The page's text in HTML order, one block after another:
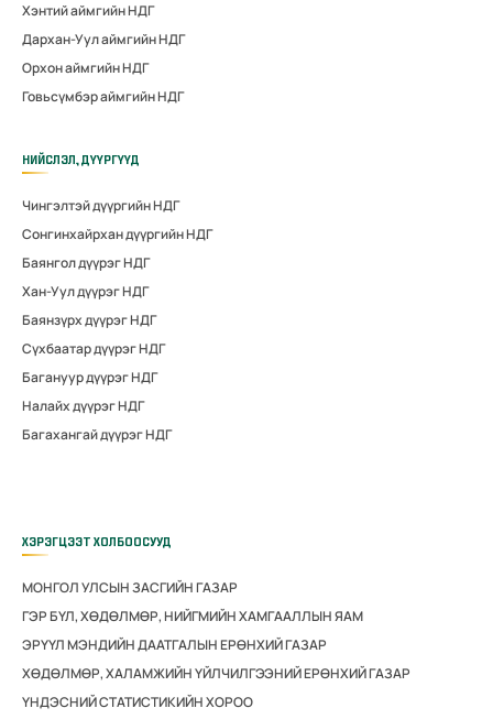
Хэнтий аймгийн НДГ
Дархан-Уул аймгийн НДГ
Орхон аймгийн НДГ
Говьсүмбэр аймгийн НДГ
НИЙСЛЭЛ, ДҮҮРГҮҮД
Чингэлтэй дүүргийн НДГ
Сонгинхайрхан дүүргийн НДГ
Баянгол дүүрэг НДГ
Хан-Уул дүүрэг НДГ
Баянзүрх дүүрэг НДГ
Сүхбаатар дүүрэг НДГ
Багануур дүүрэг НДГ
Налайх дүүрэг НДГ
Багахангай дүүрэг НДГ
ХЭРЭГЦЭЭТ ХОЛБООСУУД
МОНГОЛ УЛСЫН ЗАСГИЙН ГАЗАР
ГЭР БҮЛ, ХӨДӨЛМӨР, НИЙГМИЙН ХАМГААЛЛЫН ЯАМ
ЭРҮҮЛ МЭНДИЙН ДААТГАЛЫН ЕРӨНХИЙ ГАЗАР
ХӨДӨЛМӨР, ХАЛАМЖИЙН ҮЙЛЧИЛГЭЭНИЙ ЕРӨНХИЙ ГАЗАР
ҮНДЭСНИЙ СТАТИСТИКИЙН ХОРОО